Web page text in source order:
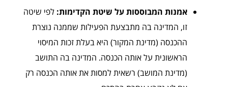
אמנות המבוססות על שיטת הקדימות: לפי שיטה
זו, המדינה בה מתבצעת הפעילות שממנה נוצרת
ההכנסה (מדינת המקור) היא בעלת זכות המיסוי
הראשונית על אותה הכנסה. המדינה בה התושב
(מדינת המושב) רשאית למסות את אותה הכנסה רק